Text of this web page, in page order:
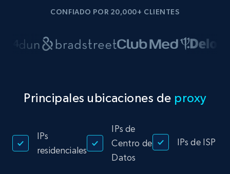
CONFIADO POR 20,000+ CLIENTES
Principales ubicaciones de proxy
IPs
residenciales
IPs de
Centro de
Datos
IPs de ISP